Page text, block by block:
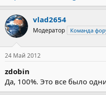
vlad2654
Модератор Команда
24 Май 2012
zdobin
Да, 100%. Это все было